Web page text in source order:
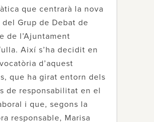
que centrarà la nova
del Grup de Debat de
de l’Ajuntament
Així s’ha decidit en
d’aquest
que ha girat entorn dels
de responsabilitat en el
i que, segons la
responsable, Marisa